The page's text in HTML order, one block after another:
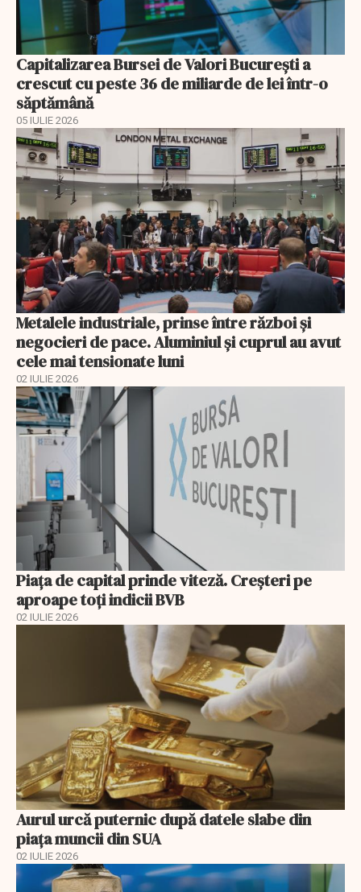
Capitalizarea Bursei de Valori Bucureşti a
crescut cu peste 36 de miliarde de lei într-o
săptămână
05 IULIE 2026
Metalele industriale, prinse între război și
negocieri de pace. Aluminiul și cuprul au avut
cele mai tensionate luni
02 IULIE 2026
Piața de capital prinde viteză. Creșteri pe
aproape toți indicii BVB
02 IULIE 2026
Aurul urcă puternic după datele slabe din
piața muncii din SUA
02 IULIE 2026